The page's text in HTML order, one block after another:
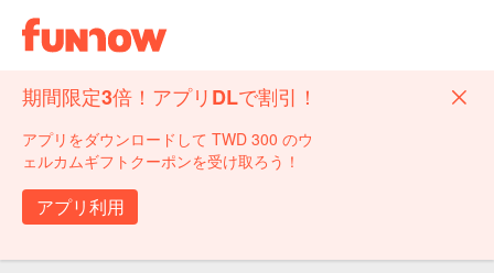
期間限定3倍！アプリDLで割引！
アプリをダウンロードして TWD 300 のウ
ェルカムギフトクーポンを受け取ろう！
アプリ利用